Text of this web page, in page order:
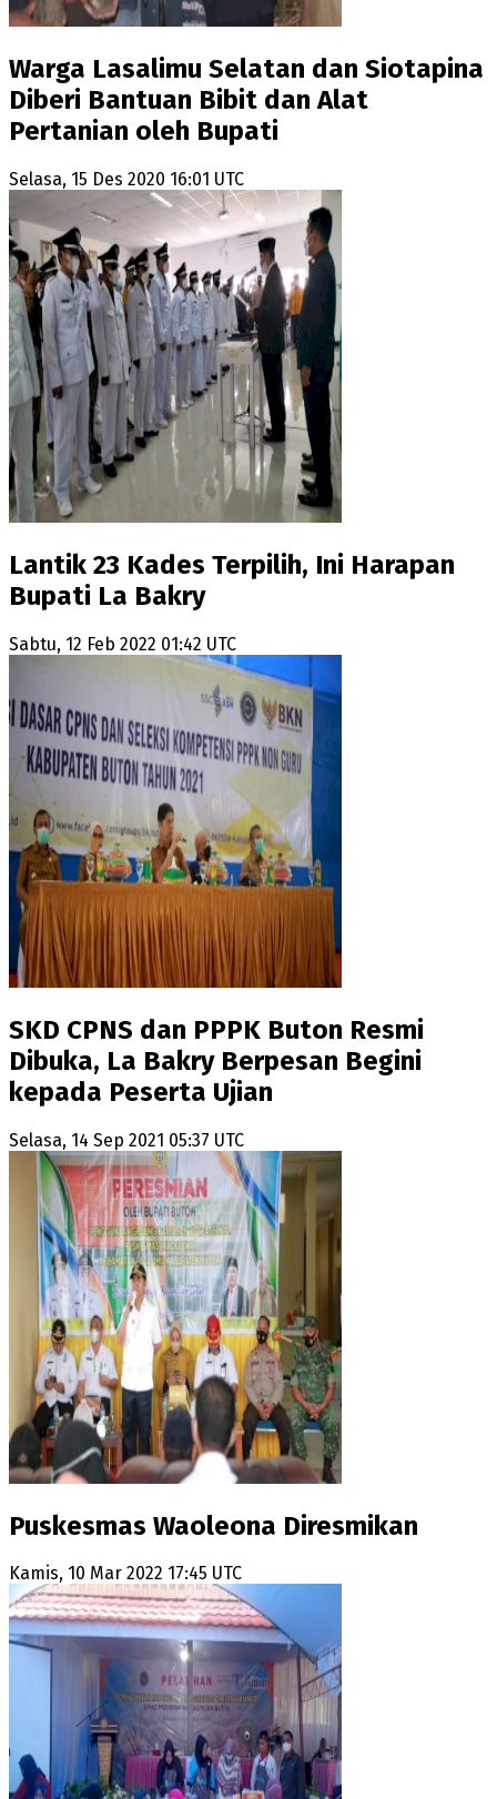
Warga Lasalimu Selatan dan Siotapina
Diberi Bantuan Bibit dan Alat
Pertanian oleh Bupati
Selasa, 15 Des 2020 16:01 UTC
Lantik 23 Kades Terpilih, Ini Harapan
Bupati La Bakry
Sabtu, 12 Feb 2022 01:42 UTC
SKD CPNS dan PPPK Buton Resmi
Dibuka, La Bakry Berpesan Begini
kepada Peserta Ujian
Selasa, 14 Sep 2021 05:37 UTC
Puskesmas Waoleona Diresmikan
Kamis, 10 Mar 2022 17:45 UTC